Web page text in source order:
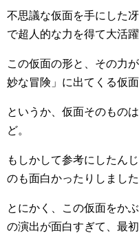
不思議な仮面を手にした
で超人的な力を得て大活
この仮面の形と、その力
妙な冒険」に出てくる仮
というか、仮面そのもの
ど。
もしかして参考にしたん
のも面白かったりしました
とにかく、この仮面をか
の演出が面白すぎて、最